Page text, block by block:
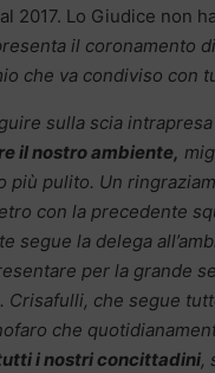
2017. Lo Giudice
il coronamento
che va condiviso con
sulla scia intrapresa
il nostro ambiente,
più pulito. Un
con la precedente
segue la delega
per la grande
Crisafulli, che segue
che
i nostri concittadini,